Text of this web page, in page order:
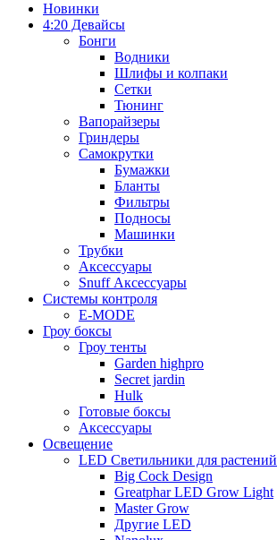
Новинки
4:20 Девайсы
Бонги
Водники
Шлифы и колпаки
Сетки
Тюнинг
Вапорайзеры
Гриндеры
Самокрутки
Бумажки
Бланты
Фильтры
Подносы
Машинки
Трубки
Аксессуары
Snuff Аксессуары
Системы контроля
E-MODE
Гроу боксы
Гроу тенты
Garden highpro
Secret jardin
Hulk
Готовые боксы
Аксессуары
Освещение
LED Светильники для растений
Big Cock Design
Greatphar LED Grow Light
Master Grow
Другие LED